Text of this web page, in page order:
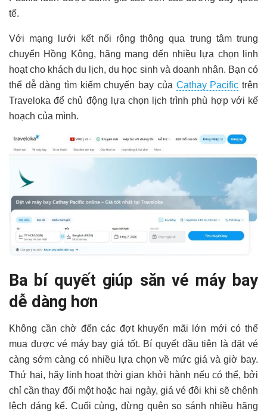
tế.
Với mạng lưới kết nối rộng thông qua trung tâm trung
chuyển Hồng Kông, hãng mang đến nhiều lựa chọn linh
hoạt cho khách du lịch, du học sinh và doanh nhân. Bạn có
thể dễ dàng tìm kiếm chuyến bay của Cathay Pacific trên
Traveloka để chủ động lựa chọn lịch trình phù hợp với kế
hoạch của mình.
Ba bí quyết giúp săn vé máy bay
dễ dàng hơn
Không cần chờ đến các đợt khuyến mãi lớn mới có thể
mua được vé máy bay giá tốt. Bí quyết đầu tiên là đặt vé
càng sớm càng có nhiều lựa chọn về mức giá và giờ bay.
Thứ hai, hãy linh hoạt thời gian khởi hành nếu có thể, bởi
chỉ cần thay đổi một hoặc hai ngày, giá vé đôi khi sẽ chênh
lệch đáng kể. Cuối cùng, đừng quên so sánh nhiều hãng